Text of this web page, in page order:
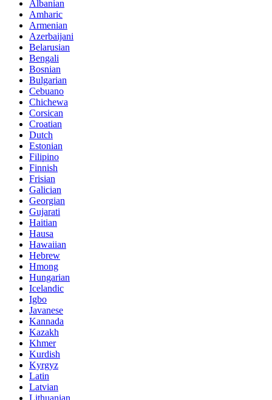
Albanian
Amharic
Armenian
Azerbaijani
Belarusian
Bengali
Bosnian
Bulgarian
Cebuano
Chichewa
Corsican
Croatian
Dutch
Estonian
Filipino
Finnish
Frisian
Galician
Georgian
Gujarati
Haitian
Hausa
Hawaiian
Hebrew
Hmong
Hungarian
Icelandic
Igbo
Javanese
Kannada
Kazakh
Khmer
Kurdish
Kyrgyz
Latin
Latvian
Lithuanian